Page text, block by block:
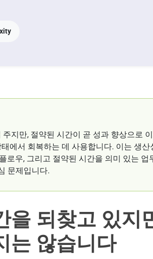
지만, 절약된 시간이 곧 성과 향상으로
에서 회복하는 데 사용합니다. 이는 생산
로우, 그리고 절약된 시간을 의미 있는 업
문제입니다.
을 되찾고 있지
는 않습니다